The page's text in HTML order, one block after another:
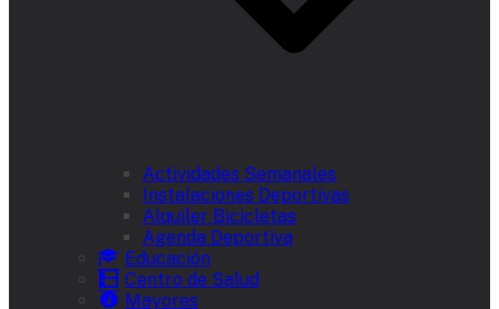
Actividades Semanales
Instalaciones Deportivas
Alquiler Bicicletas
Agenda Deportiva
Educación
Centro de Salud
Mayores